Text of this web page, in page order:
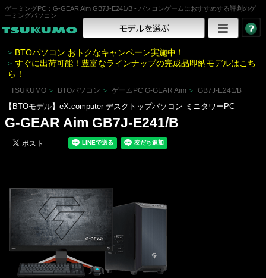
ゲーミングPC：G-GEAR Aim GB7J-E241/B - パソコンゲームにおすすめする評判のゲ
ーミングパソコン
> BTOパソコン おトクなキャンペーン実施中！
> すぐに出荷可能！豊富なラインナップの完成品即納モデルはこち
ら！
TSUKUMO > BTOパソコン > ゲームPC G-GEAR Aim > GB7J-E241/B
【BTOモデル】eX.computer デスクトップパソコン ミニタワーPC
G-GEAR Aim GB7J-E241/B